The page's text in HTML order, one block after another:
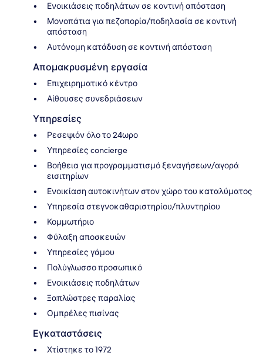
Ενοικιάσεις ποδηλάτων σε κοντινή απόσταση
Μονοπάτια για πεζοπορία/ποδηλασία σε κοντινή
απόσταση
Αυτόνομη κατάδυση σε κοντινή απόσταση
Απομακρυσμένη εργασία
Επιχειρηματικό κέντρο
Αίθουσες συνεδριάσεων
Υπηρεσίες
Ρεσεψιόν όλο το 24ωρο
Υπηρεσίες concierge
Βοήθεια για προγραμματισμό ξεναγήσεων/αγορά
εισιτηρίων
Ενοικίαση αυτοκινήτων στον χώρο του καταλύματος
Υπηρεσία στεγνοκαθαριστηρίου/πλυντηρίου
Κομμωτήριο
Φύλαξη αποσκευών
Υπηρεσίες γάμου
Πολύγλωσσο προσωπικό
Ενοικιάσεις ποδηλάτων
Ξαπλώστρες παραλίας
Ομπρέλες πισίνας
Εγκαταστάσεις
Χτίστηκε το 1972